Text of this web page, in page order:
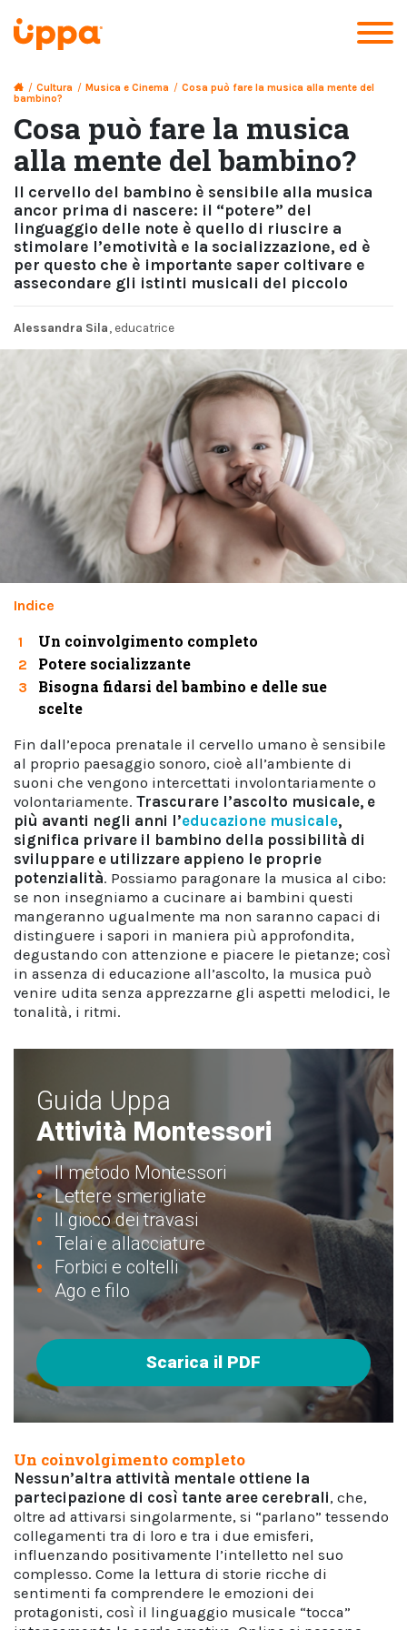
/ Cultura / Musica e Cinema / Cosa può fare la musica alla mente del
bambino?
Cosa può fare la musica
alla mente del bambino?
Il cervello del bambino è sensibile alla musica
ancor prima di nascere: il “potere” del
linguaggio delle note è quello di riuscire a
stimolare l’emotività e la socializzazione, ed è
per questo che è importante saper coltivare e
assecondare gli istinti musicali del piccolo
Alessandra Sila , educatrice
Indice
1 Un coinvolgimento completo
2 Potere socializzante
3
Bisogna fidarsi del bambino e delle sue
scelte
Fin dall’epoca prenatale il cervello umano è sensibile
al proprio paesaggio sonoro, cioè all’ambiente di
suoni che vengono intercettati involontariamente o
volontariamente. Trascurare l’ascolto musicale, e
più avanti negli anni l’educazione musicale,
significa privare il bambino della possibilità di
sviluppare e utilizzare appieno le proprie
potenzialità. Possiamo paragonare la musica al cibo:
se non insegniamo a cucinare ai bambini questi
mangeranno ugualmente ma non saranno capaci di
distinguere i sapori in maniera più approfondita,
degustando con attenzione e piacere le pietanze; così
in assenza di educazione all’ascolto, la musica può
venire udita senza apprezzarne gli aspetti melodici, le
tonalità, i ritmi.
Guida Uppa
Attività Montessori
Il metodo Montessori
Lettere smerigliate
Il gioco dei travasi
Telai e allacciature
Forbici e coltelli
Ago e filo
Scarica il PDF
Un coinvolgimento completo
Nessun’altra attività mentale ottiene la
partecipazione di così tante aree cerebrali, che,
oltre ad attivarsi singolarmente, si “parlano” tessendo
collegamenti tra di loro e tra i due emisferi,
influenzando positivamente l’intelletto nel suo
complesso. Come la lettura di storie ricche di
sentimenti fa comprendere le emozioni dei
protagonisti, così il linguaggio musicale “tocca”